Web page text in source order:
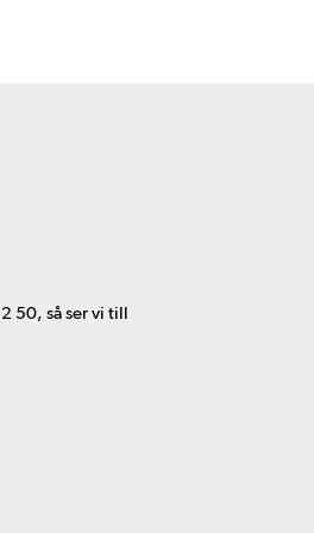
50, så ser vi till